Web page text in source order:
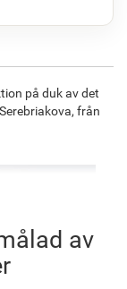
på duk av det
från
av